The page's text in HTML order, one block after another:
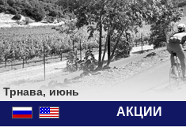
Трнава, июнь
АКЦИИ